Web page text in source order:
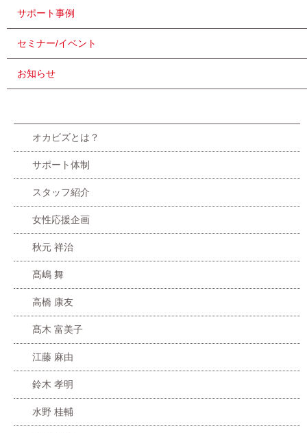
サポート事例
セミナー/イベント
お知らせ
オカビズとは？
サポート体制
スタッフ紹介
女性応援企画
秋元 祥治
髙嶋 舞
高橋 康友
髙木 富美子
江藤 麻由
鈴木 孝明
水野 桂輔